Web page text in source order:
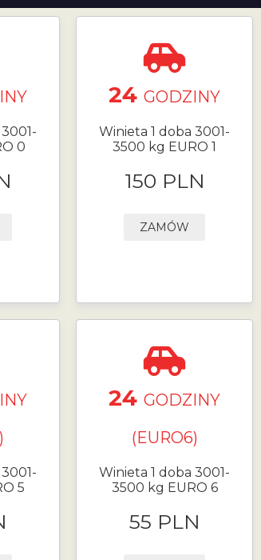
0
24 GODZINY
Winieta 1 doba 3001-
3500 kg EURO 1
150 PLN
ZAMÓW
5
24 GODZINY
(EURO6)
Winieta 1 doba 3001-
3500 kg EURO 6
55 PLN